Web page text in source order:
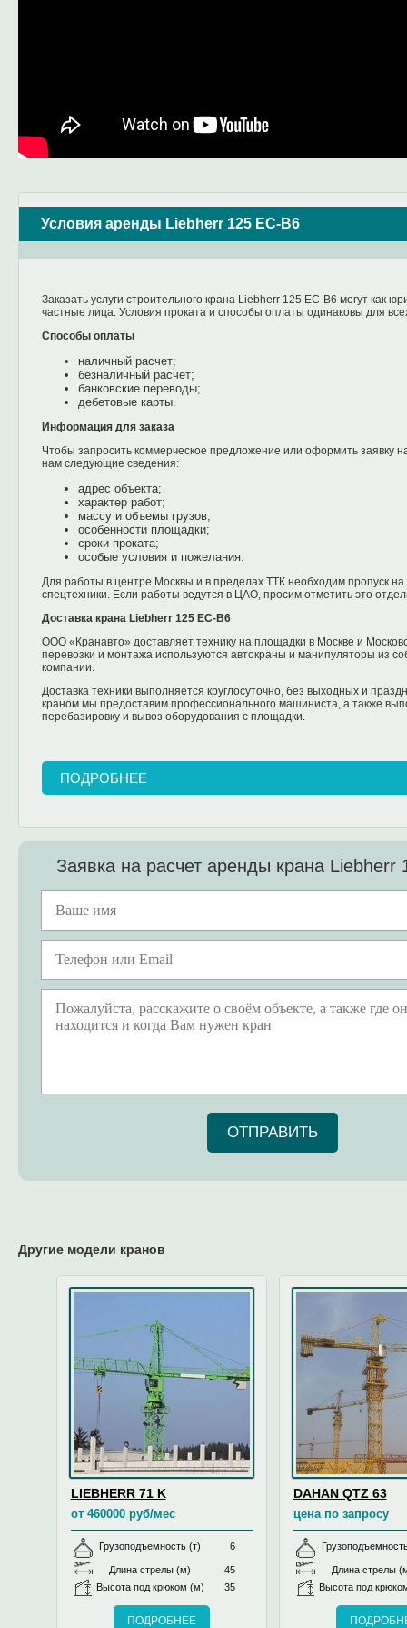
Условия аренды Liebherr 125 EC-B6
Заказать услуги строительного крана Liebherr 125 EC-B6 могут как
частные лица. Условия проката и способы оплаты одинаковы для
Способы оплаты
наличный расчет;
безналичный расчет;
банковские переводы;
дебетовые карты.
Информация для заказа
Чтобы запросить коммерческое предложение или оформить заявку
нам следующие сведения:
адрес объекта;
характер работ;
массу и объемы грузов;
особенности площадки;
сроки проката;
особые условия и пожелания.
Для работы в центре Москвы и в пределах ТТК необходим пропуск на
спецтехники. Если работы ведутся в ЦАО, просим отметить это
Доставка крана Liebherr 125 EC-B6
ООО «Кранавто» доставляет технику на площадки в Москве и
перевозки и монтажа используются автокраны и манипуляторы из
компании.
Доставка техники выполняется круглосуточно, без выходных и
краном мы предоставим профессионального машиниста, а также
перебазировку и вывоз оборудования с площадки.
ПОДРОБНЕЕ
Заявка на расчет аренды крана Liebherr
ОТПРАВИТЬ
Другие модели кранов
LIEBHERR 71 K
от 460000 руб/мес
Грузоподъемность (т) 6
Длина стрелы (м)
45
Высота под крюком (м)
35
ПОДРОБНЕЕ
DAHAN QTZ 63
цена по запросу
Длина стрелы
Высота под